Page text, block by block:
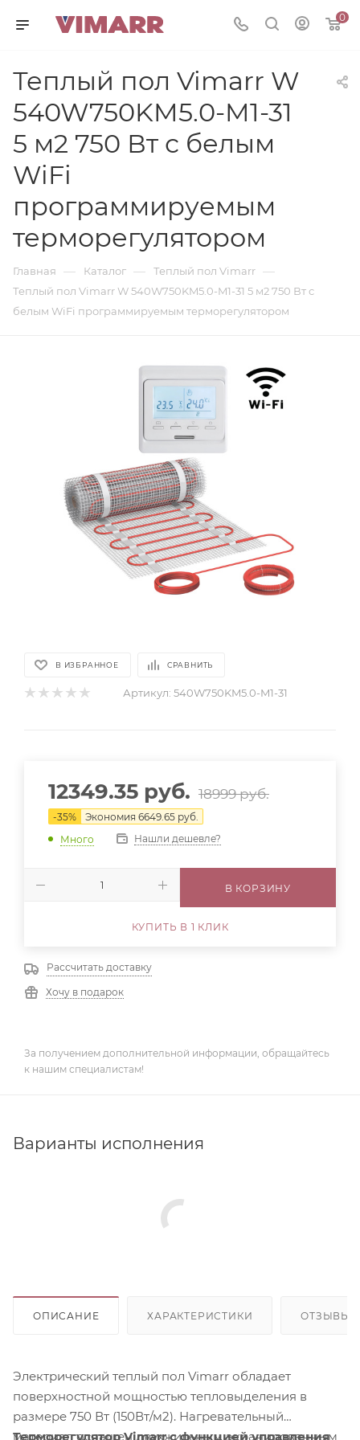
0
Теплый пол Vimarr W
540W750KM5.0-M1-31
5 м2 750 Вт с белым
WiFi
программируемым
терморегулятором
Главная — Каталог — Теплый пол Vimarr —
Теплый пол Vimarr W 540W750KM5.0-M1-31 5 м2 750 Вт с
белым WiFi программируемым терморегулятором
В ИЗБРАННОЕ СРАВНИТЬ
Артикул: 540W750KM5.0-M1-31
12349.35 руб. 18999руб.
-35% Экономия 6649.65 руб.
Много
Нашли дешевле?
В КОРЗИНУ
КУПИТЬ В 1 КЛИК
Рассчитать доставку
Хочу в подарок
За получением дополнительной информации, обращайтесь
к нашим специалистам!
Варианты исполнения
ОПИСАНИЕ ХАРАКТЕРИСТИКИ ОТЗЫВЫ
Электрический теплый пол Vimarr обладает
поверхностной мощностью тепловыделения в
размере 750 Вт (150Вт/м2). Нагревательный
материал оснащен двухжильным экранированным
Терморегулятор Vimarr с функцией управления